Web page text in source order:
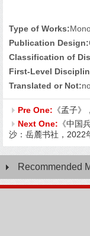
Type of Works:
Publication Design:
Classification of
First-Level
Translated or Not:
Pre One: 《孟子
Next One: 《中国
沙：岳麓书社，2022
Recommended